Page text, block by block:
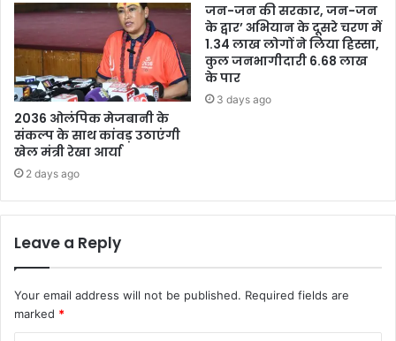
2036 ओलंपिक मेजबानी के
संकल्प के साथ कांवड़ उठाएंगी
खेल मंत्री रेखा आर्या
2 days ago
जन-जन की सरकार, जन-जन
के द्वार’ अभियान के दूसरे चरण में
1.34 लाख लोगों ने लिया हिस्सा,
कुल जनभागीदारी 6.68 लाख
के पार
3 days ago
Leave a Reply
Your email address will not be published. Required fields are
marked *